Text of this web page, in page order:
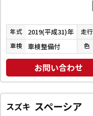
年式 2019(平成31)年 走行
車検 車検整備付 色
お問い合わせ
スズキ スペーシア